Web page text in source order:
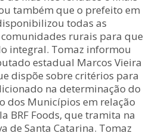
também que o prefeito em
todas as
rurais para que
integral. Tomaz informou
estadual Marcos Vieira
dispõe sobre critérios para
na determinação do
dos Municípios em relação
BRF Foods, que tramita na
de Santa Catarina. Tomaz